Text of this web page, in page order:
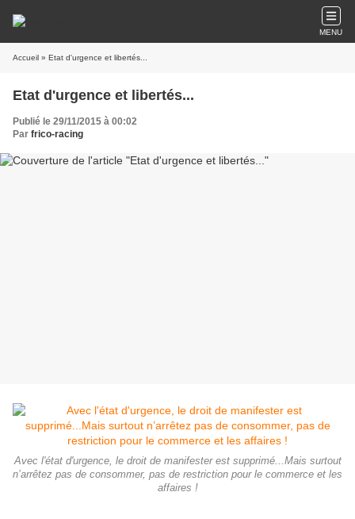
MENU
Accueil » Etat d'urgence et libertés...
Etat d'urgence et libertés...
Publié le 29/11/2015 à 00:02
Par frico-racing
Avec l'état d'urgence, le droit de manifester est supprimé...Mais surtout
n’arrêtez pas de consommer, pas de restriction pour le commerce et les
affaires !